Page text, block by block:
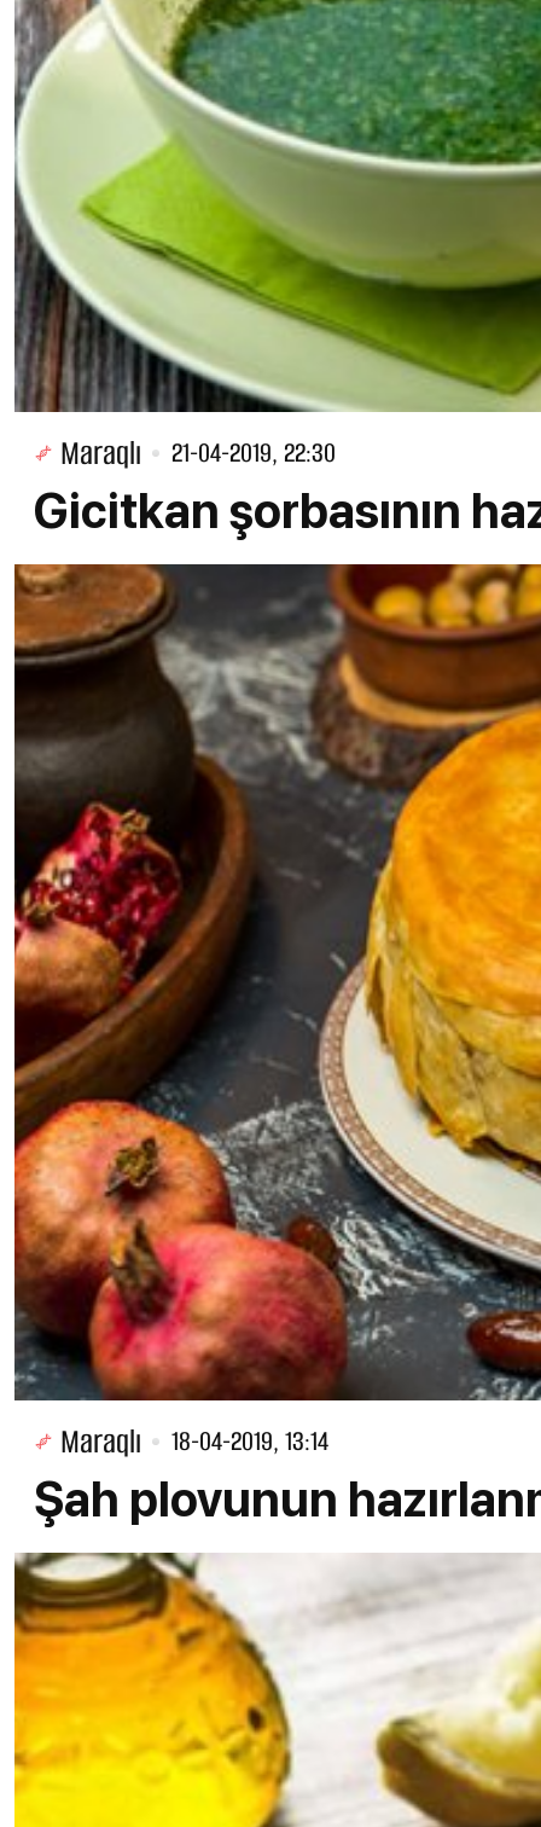
Maraqlı 21-04-2019, 22:30
Gicitkan şorbasının
Maraqlı 18-04-2019, 13:14
Şah plovunun